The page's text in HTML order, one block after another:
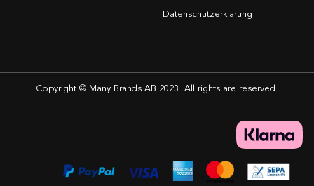
Datenschutzerklärung
Copyright © Many Brands AB 2023. All rights are reserved.